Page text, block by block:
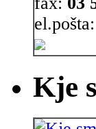
el.pošta:
Kje